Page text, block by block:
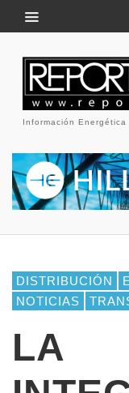
Información
DISTRIBUCIÓN
NOTICIAS
LA